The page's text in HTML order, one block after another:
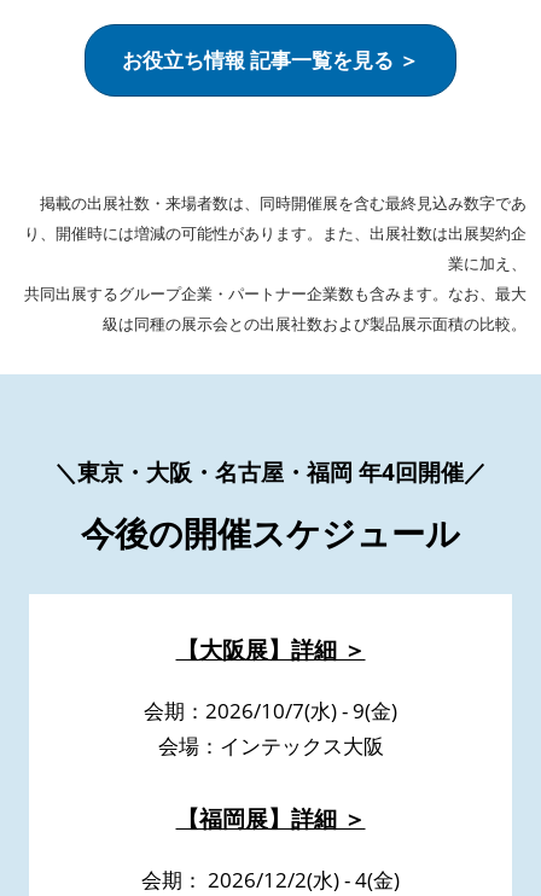
お役立ち情報 記事一覧を見る ＞
掲載の出展社数・来場者数は、同時開催展を含む最終見込み数字であ
り、開催時には増減の可能性があります。また、出展社数は出展契約企
業に加え、
共同出展するグループ企業・パートナー企業数も含みます。なお、最大
級は同種の展示会との出展社数および製品展示面積の比較。
＼東京・大阪・名古屋・福岡 年4回開催／
今後の開催スケジュール
【大阪展】詳細 ＞
会期：2026/10/7(水) - 9(金)
会場：インテックス大阪
【福岡展】詳細 ＞
会期： 2026/12/2(水) - 4(金)